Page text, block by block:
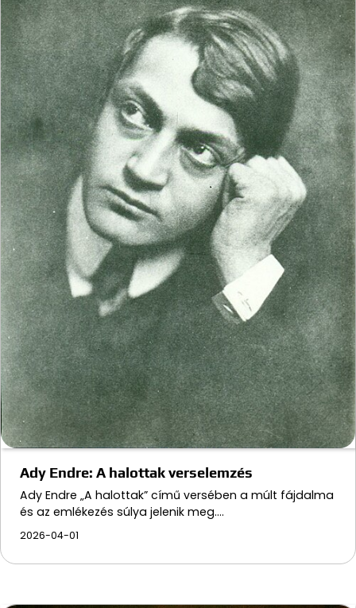
Ady Endre: A halottak verselemzés
Ady Endre „A halottak” című versében a múlt fájdalma
és az emlékezés súlya jelenik meg.…
2026-04-01